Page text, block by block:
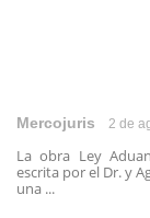
Mercojuris 2 de
La obra Ley
escrita por el Dr. y
una ...